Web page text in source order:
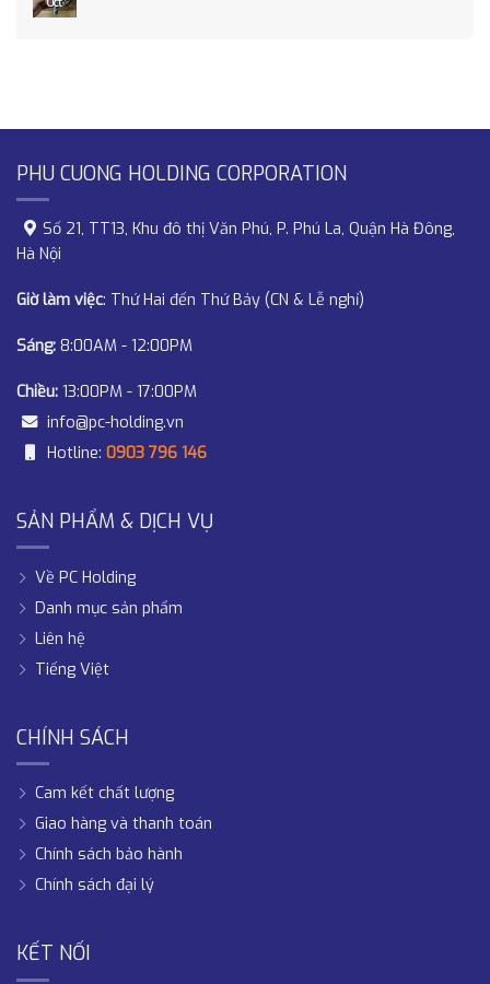
PHU CUONG HOLDING CORPORATION
Số 21, TT13, Khu đô thị Văn Phú, P. Phú La, Quận Hà Đông,
Hà Nội
Giờ làm việc: Thứ Hai đến Thứ Bảy (CN & Lễ nghỉ)
Sáng: 8:00AM - 12:00PM
Chiều: 13:00PM - 17:00PM
info@pc-holding.vn
Hotline: 0903 796 146
SẢN PHẨM & DỊCH VỤ
Về PC Holding
Danh mục sản phẩm
Liên hệ
Tiếng Việt
CHÍNH SÁCH
Cam kết chất lượng
Giao hàng và thanh toán
Chính sách bảo hành
Chính sách đại lý
KẾT NỐI